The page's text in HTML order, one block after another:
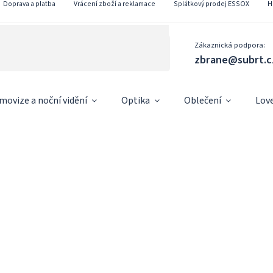
Doprava a platba Vrácení zboží a reklamace Splátkový prodej ESSOX
Zákaznická podpora:
a noční vidění Optika Oblečení